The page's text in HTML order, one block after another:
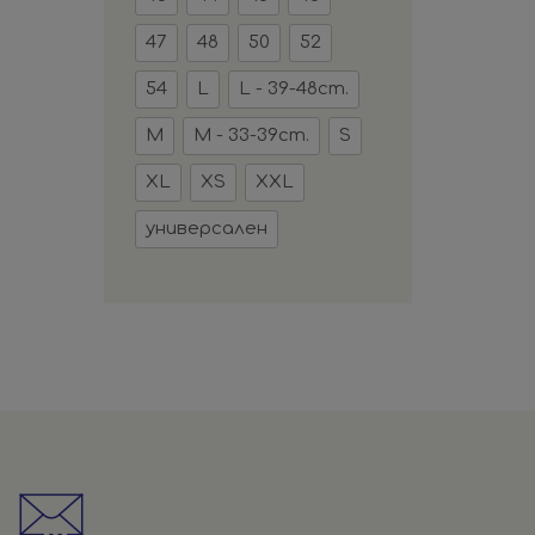
47 48 50 52
54 L L - 39-48cm.
M M - 33-39cm. S
XL XS XXL
универсален